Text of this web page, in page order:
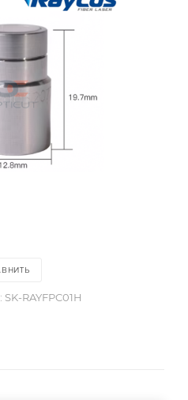
SK-RAYFPC01H